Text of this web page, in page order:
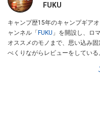
FUKU
キャンプ歴15年のキャンプギア
ャンネル「 FUKU 」を開設し、ロ
オススメのモノまで、思い込み
べくりながらレビューをしてい